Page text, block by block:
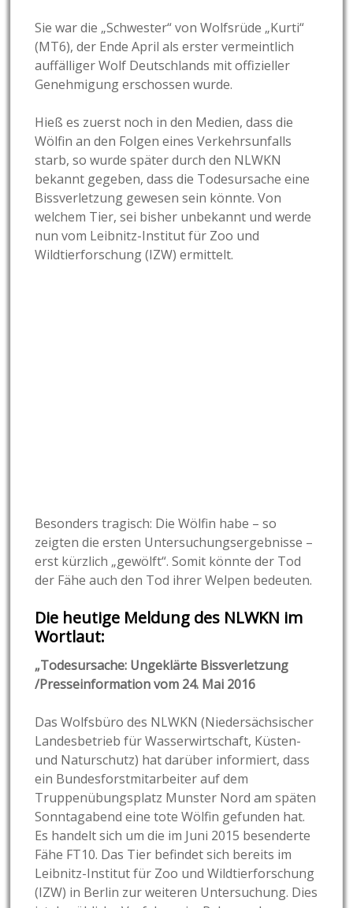
Sie war die „Schwester“ von Wolfsrüde „Kurti“
(MT6), der Ende April als erster vermeintlich
auffälliger Wolf Deutschlands mit offizieller
Genehmigung erschossen wurde.
Hieß es zuerst noch in den Medien, dass die
Wölfin an den Folgen eines Verkehrsunfalls
starb, so wurde später durch den NLWKN
bekannt gegeben, dass die Todesursache eine
Bissverletzung gewesen sein könnte. Von
welchem Tier, sei bisher unbekannt und werde
nun vom Leibnitz-Institut für Zoo und
Wildtierforschung (IZW) ermittelt.
Besonders tragisch: Die Wölfin habe – so
zeigten die ersten Untersuchungsergebnisse –
erst kürzlich „gewölft“. Somit könnte der Tod
der Fähe auch den Tod ihrer Welpen bedeuten.
Die heutige Meldung des NLWKN im
Wortlaut:
„Todesursache: Ungeklärte Bissverletzung
/Presseinformation vom 24. Mai 2016
Das Wolfsbüro des NLWKN (Niedersächsischer
Landesbetrieb für Wasserwirtschaft, Küsten-
und Naturschutz) hat darüber informiert, dass
ein Bundesforstmitarbeiter auf dem
Truppenübungsplatz Munster Nord am späten
Sonntagabend eine tote Wölfin gefunden hat.
Es handelt sich um die im Juni 2015 besenderte
Fähe FT10. Das Tier befindet sich bereits im
Leibnitz-Institut für Zoo und Wildtierforschung
(IZW) in Berlin zur weiteren Untersuchung. Dies